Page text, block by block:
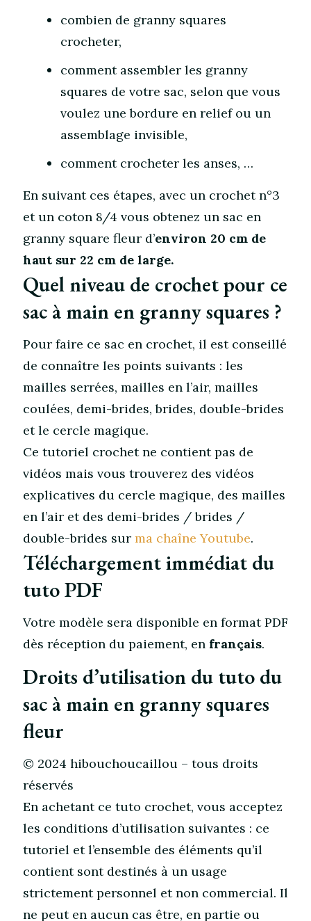
combien de granny squares
crocheter,
comment assembler les granny
squares de votre sac, selon que vous
voulez une bordure en relief ou un
assemblage invisible,
comment crocheter les anses, …
En suivant ces étapes, avec un crochet n°3
et un coton 8/4 vous obtenez un sac en
granny square fleur d’environ 20 cm de
haut sur 22 cm de large.
Quel niveau de crochet pour ce
sac à main en granny squares ?
Pour faire ce sac en crochet, il est conseillé
de connaître les points suivants : les
mailles serrées, mailles en l’air, mailles
coulées, demi-brides, brides, double-brides
et le cercle magique.
Ce tutoriel crochet ne contient pas de
vidéos mais vous trouverez des vidéos
explicatives du cercle magique, des mailles
en l’air et des demi-brides / brides /
double-brides sur ma chaîne Youtube.
Téléchargement immédiat du
tuto PDF
Votre modèle sera disponible en format PDF
dès réception du paiement, en français.
Droits d’utilisation du tuto du
sac à main en granny squares
fleur
© 2024 hibouchoucaillou – tous droits
réservés
En achetant ce tuto crochet, vous acceptez
les conditions d’utilisation suivantes : ce
tutoriel et l’ensemble des éléments qu’il
contient sont destinés à un usage
strictement personnel et non commercial. Il
ne peut en aucun cas être, en partie ou